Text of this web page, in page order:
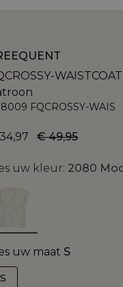
FQCROSSY-WAIS
€ 49,95
uw kleur: 2080
uw maat S
S